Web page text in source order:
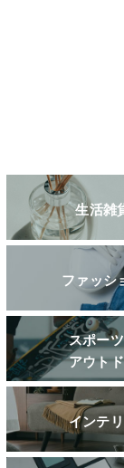
生活雑
ファッシ
スポー
アウト
インテ